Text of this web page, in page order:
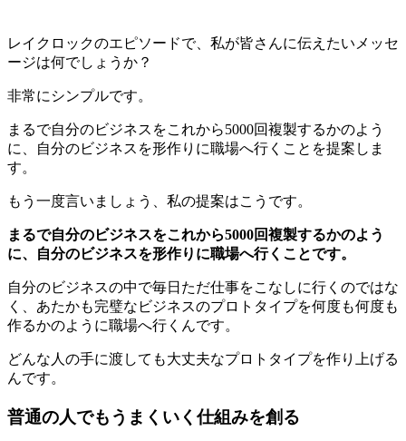
レイクロックのエピソードで、私が皆さんに伝えたいメッセ
ージは何でしょうか？
非常にシンプルです。
まるで自分のビジネスをこれから5000回複製するかのよう
に、自分のビジネスを形作りに職場へ行くことを提案しま
す。
もう一度言いましょう、私の提案はこうです。
まるで自分のビジネスをこれから5000回複製するかのよう
に、自分のビジネスを形作りに職場へ行くことです。
自分のビジネスの中で毎日ただ仕事をこなしに行くのではな
く、あたかも完璧なビジネスのプロトタイプを何度も何度も
作るかのように職場へ行くんです。
どんな人の手に渡しても大丈夫なプロトタイプを作り上げる
んです。
普通の人でもうまくいく仕組みを創る